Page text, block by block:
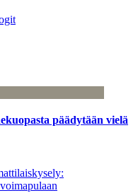
päädytään vielä